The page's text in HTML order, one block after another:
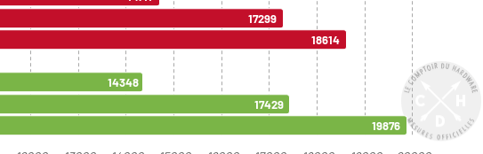
17299
18614
14348
17429
19876